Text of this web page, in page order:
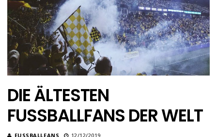
DIE ÄLTESTEN
FUSSBALLFANS DER WELT
FUSSBALLFANS 12/12/2019